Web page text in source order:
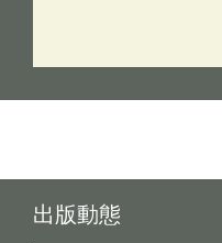
出版動態